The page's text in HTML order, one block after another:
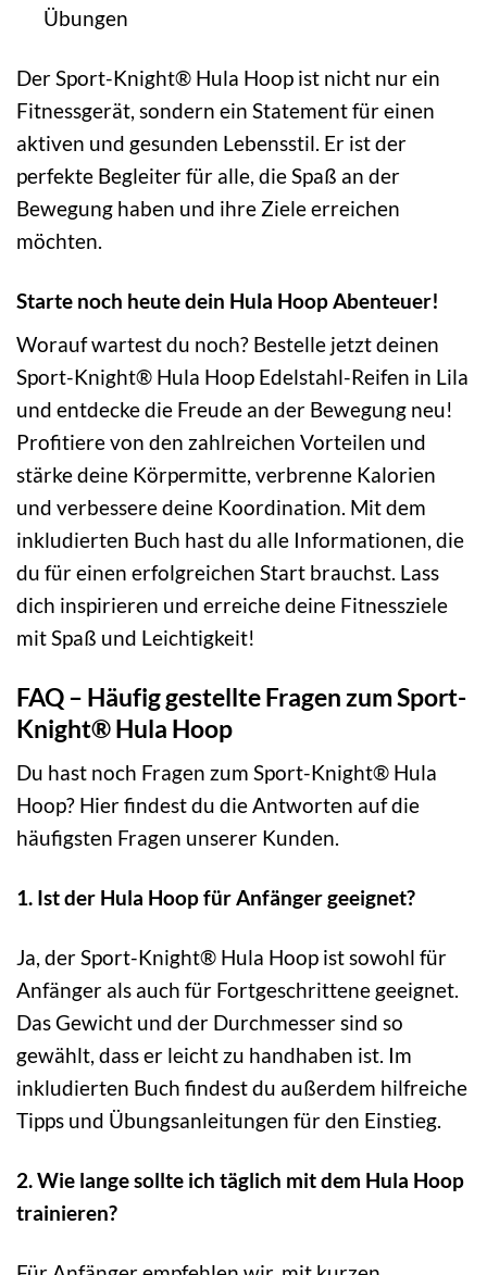
Übungen
Der Sport-Knight® Hula Hoop ist nicht nur ein
Fitnessgerät, sondern ein Statement für einen
aktiven und gesunden Lebensstil. Er ist der
perfekte Begleiter für alle, die Spaß an der
Bewegung haben und ihre Ziele erreichen
möchten.
Starte noch heute dein Hula Hoop Abenteuer!
Worauf wartest du noch? Bestelle jetzt deinen
Sport-Knight® Hula Hoop Edelstahl-Reifen in Lila
und entdecke die Freude an der Bewegung neu!
Profitiere von den zahlreichen Vorteilen und
stärke deine Körpermitte, verbrenne Kalorien
und verbessere deine Koordination. Mit dem
inkludierten Buch hast du alle Informationen, die
du für einen erfolgreichen Start brauchst. Lass
dich inspirieren und erreiche deine Fitnessziele
mit Spaß und Leichtigkeit!
FAQ – Häufig gestellte Fragen zum Sport-
Knight® Hula Hoop
Du hast noch Fragen zum Sport-Knight® Hula
Hoop? Hier findest du die Antworten auf die
häufigsten Fragen unserer Kunden.
1. Ist der Hula Hoop für Anfänger geeignet?
Ja, der Sport-Knight® Hula Hoop ist sowohl für
Anfänger als auch für Fortgeschrittene geeignet.
Das Gewicht und der Durchmesser sind so
gewählt, dass er leicht zu handhaben ist. Im
inkludierten Buch findest du außerdem hilfreiche
Tipps und Übungsanleitungen für den Einstieg.
2. Wie lange sollte ich täglich mit dem Hula Hoop
trainieren?